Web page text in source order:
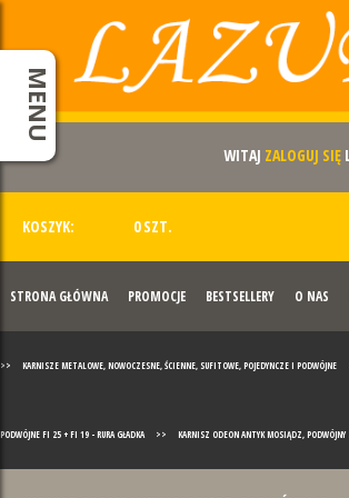
WITAJ ZALOGUJ SIĘ
KOSZYK: 0 SZT.
STRONA GŁÓWNA PROMOCJE BESTSELLERY O NAS
MENU
>> KARNISZE METALOWE, NOWOCZESNE, ŚCIENNE, SUFITOWE, POJEDYNCZE I PODWÓJNE
PODWÓJNE FI 25 + FI 19 - RURA GŁADKA >> KARNISZ ODEON ANTYK MOSIĄDZ, PODWÓJNY